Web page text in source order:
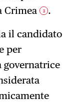
Crimea 3 .
il candidato
per